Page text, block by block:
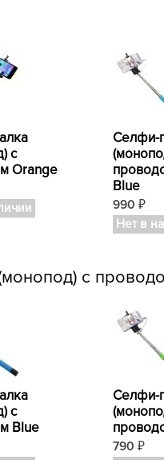
с
Orange
Селфи-
Blue
990 ₽
Нет в
с
с
Blue
Селфи-
790 ₽